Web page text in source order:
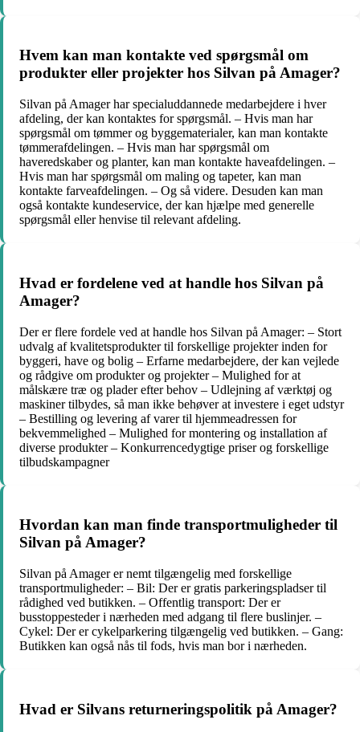
Hvem kan man kontakte ved spørgsmål om
produkter eller projekter hos Silvan på Amager?
Silvan på Amager har specialuddannede medarbejdere i hver
afdeling, der kan kontaktes for spørgsmål. – Hvis man har
spørgsmål om tømmer og byggematerialer, kan man kontakte
tømmerafdelingen. – Hvis man har spørgsmål om
haveredskaber og planter, kan man kontakte haveafdelingen. –
Hvis man har spørgsmål om maling og tapeter, kan man
kontakte farveafdelingen. – Og så videre. Desuden kan man
også kontakte kundeservice, der kan hjælpe med generelle
spørgsmål eller henvise til relevant afdeling.
Hvad er fordelene ved at handle hos Silvan på
Amager?
Der er flere fordele ved at handle hos Silvan på Amager: – Stort
udvalg af kvalitetsprodukter til forskellige projekter inden for
byggeri, have og bolig – Erfarne medarbejdere, der kan vejlede
og rådgive om produkter og projekter – Mulighed for at
målskære træ og plader efter behov – Udlejning af værktøj og
maskiner tilbydes, så man ikke behøver at investere i eget udstyr
– Bestilling og levering af varer til hjemmeadressen for
bekvemmelighed – Mulighed for montering og installation af
diverse produkter – Konkurrencedygtige priser og forskellige
tilbudskampagner
Hvordan kan man finde transportmuligheder til
Silvan på Amager?
Silvan på Amager er nemt tilgængelig med forskellige
transportmuligheder: – Bil: Der er gratis parkeringspladser til
rådighed ved butikken. – Offentlig transport: Der er
busstoppesteder i nærheden med adgang til flere buslinjer. –
Cykel: Der er cykelparkering tilgængelig ved butikken. – Gang:
Butikken kan også nås til fods, hvis man bor i nærheden.
Hvad er Silvans returneringspolitik på Amager?